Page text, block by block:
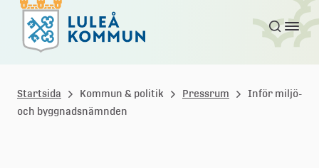
Gå till innehållet
u
l
Startsida Kommun & politik Pressrum
Inför miljö-
och byggnadsnämnden